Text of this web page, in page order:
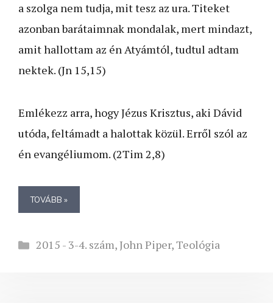
a szolga nem tudja, mit tesz az ura. Titeket
azonban barátaimnak mondalak, mert mindazt,
amit hallottam az én Atyámtól, tudtul adtam
nektek. (Jn 15,15)
Emlékezz arra, hogy Jézus Krisztus, aki Dávid
utóda, feltámadt a halottak közül. Erről szól az
én evangéliumom. (2Tim 2,8)
TOVÁBB »
Kategória
2015 - 3-4. szám,John Piper,Teológia